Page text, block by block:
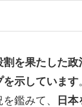
を果たした
示しています
鑑みて、 日